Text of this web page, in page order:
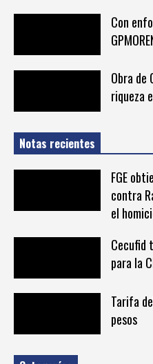
Con
Obra de
riqueza
Notas recientes
FGE
contra
el
Cecufid
para la
Tarifa
pesos